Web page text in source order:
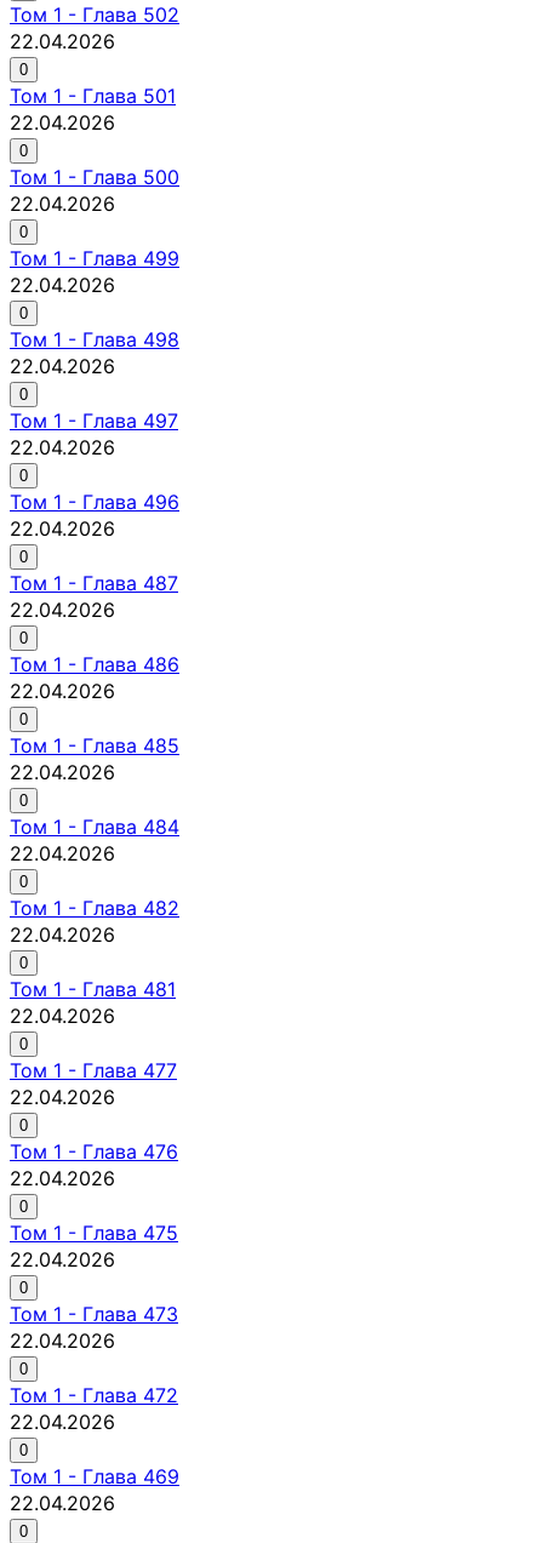
Том 1 - Глава 502
22.04.2026
0
Том 1 - Глава 501
22.04.2026
0
Том 1 - Глава 500
22.04.2026
0
Том 1 - Глава 499
22.04.2026
0
Том 1 - Глава 498
22.04.2026
0
Том 1 - Глава 497
22.04.2026
0
Том 1 - Глава 496
22.04.2026
0
Том 1 - Глава 487
22.04.2026
0
Том 1 - Глава 486
22.04.2026
0
Том 1 - Глава 485
22.04.2026
0
Том 1 - Глава 484
22.04.2026
0
Том 1 - Глава 482
22.04.2026
0
Том 1 - Глава 481
22.04.2026
0
Том 1 - Глава 477
22.04.2026
0
Том 1 - Глава 476
22.04.2026
0
Том 1 - Глава 475
22.04.2026
0
Том 1 - Глава 473
22.04.2026
0
Том 1 - Глава 472
22.04.2026
0
Том 1 - Глава 469
22.04.2026
0